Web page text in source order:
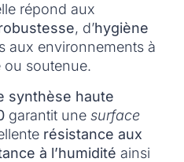
répond aux
, d’hygiène
aux environnements à
ou soutenue.
synthèse haute
garantit une surface
résistance aux
à l’humidité ainsi